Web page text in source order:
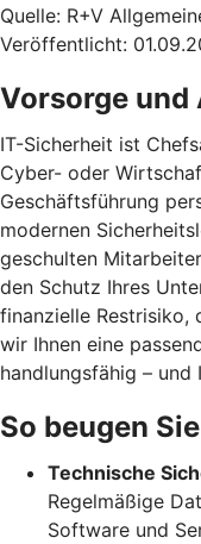
Quelle: R+V
Veröffentlicht:
Vorsorge und
IT-Sicherheit ist
Cyber- oder
Geschäftsführung
modernen
geschulten
den Schutz Ihres
finanzielle Restrisiko,
wir Ihnen eine
handlungsfähig –
So beugen
Technische
Regelmäßige
Software und